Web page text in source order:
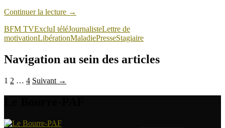
Continuer la lecture →
BFM TVExcluI téléJournalisteLettre de
motivationLibérationMaladiePresseStagiaire
Navigation au sein des articles
1 2 … 4 Suivant →